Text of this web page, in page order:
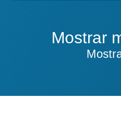
Mostrar